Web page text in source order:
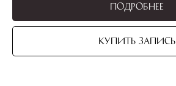
Подробнее
Купить запись